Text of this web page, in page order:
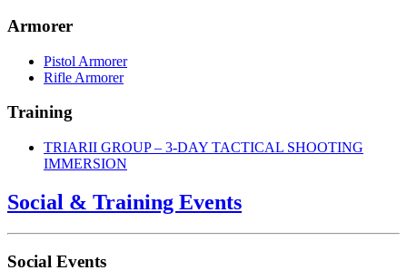
Armorer
Pistol Armorer
Rifle Armorer
Training
TRIARII GROUP – 3-DAY TACTICAL SHOOTING
IMMERSION
Social & Training Events
Social Events